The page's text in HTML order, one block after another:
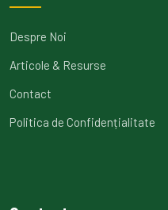
Despre Noi
Articole & Resurse
Contact
Politica de Confidențialitate